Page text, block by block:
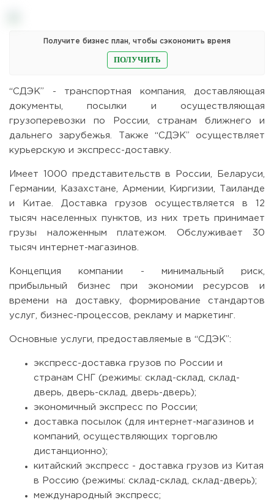
Получите бизнес план, чтобы сэкономить время
ПОЛУЧИТЬ
“СДЭК” - транспортная компания, доставляющая
документы, посылки и осуществляющая
грузоперевозки по России, странам ближнего и
дальнего зарубежья. Также “СДЭК” осуществляет
курьерскую и экспресс-доставку.
Имеет 1000 представительств в России, Беларуси,
Германии, Казахстане, Армении, Киргизии, Таиланде
и Китае. Доставка грузов осуществляется в 12
тысяч населенных пунктов, из них треть принимает
грузы наложенным платежом. Обслуживает 30
тысяч интернет-магазинов.
Концепция компании - минимальный риск,
прибыльный бизнес при экономии ресурсов и
времени на доставку, формирование стандартов
услуг, бизнес-процессов, рекламу и маркетинг.
Основные услуги, предоставляемые в “СДЭК”:
экспресс-доставка грузов по России и
странам СНГ (режимы: склад-склад, склад-
дверь, дверь-склад, дверь-дверь);
экономичный экспресс по России;
доставка посылок (для интернет-магазинов и
компаний, осуществляющих торговлю
дистанционно);
китайский экспресс - доставка грузов из Китая
в Россию (режимы: склад-склад, склад-дверь);
международный экспресс;